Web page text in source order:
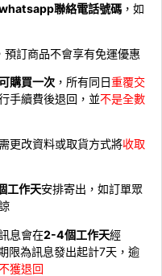
聯絡電話號碼 ，如
訂商品不會享有免運優惠
購買一次 ，所有同日重覆交
手續費後退回，並不是全數
更改資料或取貨方式將收取
工作天安排寄出，如訂單眾
息會在2-4個工作天經
限為訊息發出起計7天，逾
獲退回